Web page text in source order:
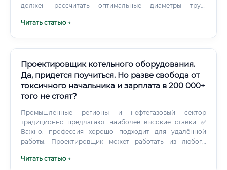
должен рассчитать оптимальные диаметры труб,
необходимое оборудование (насосы, запорную арматуру,
"кровеносную систему" города, по которой циркулирует
жизненно важное тепло.
Читать статью →
Проектировщик котельного оборудования.
Да, придется поучиться. Но разве свобода от
токсичного начальника и зарплата в 200 000+
того не стоят?
Промышленные регионы и нефтегазовый сектор
традиционно предлагают наиболее высокие ставки. ✅
Важно: профессия хорошо подходит для удалённой
работы. Проектировщик может работать из любого
бюро.
Читать статью →